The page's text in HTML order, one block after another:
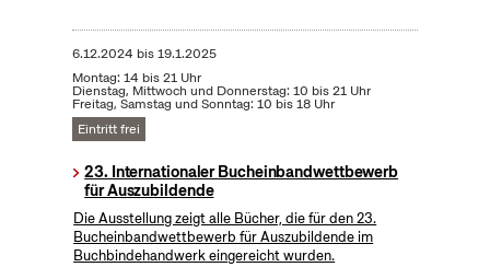
6.12.2024 bis19.1.2025
Montag: 14 bis 21 Uhr
Dienstag, Mittwoch und Donnerstag: 10 bis 21 Uhr
Freitag, Samstag und Sonntag: 10 bis 18 Uhr
Eintritt frei
23. Internationaler Bucheinbandwettbewerb
für Auszubildende
Die Ausstellung zeigt alle Bücher, die für den 23.
Bucheinbandwettbewerb für Auszubildende im
Buchbindehandwerk eingereicht wurden.